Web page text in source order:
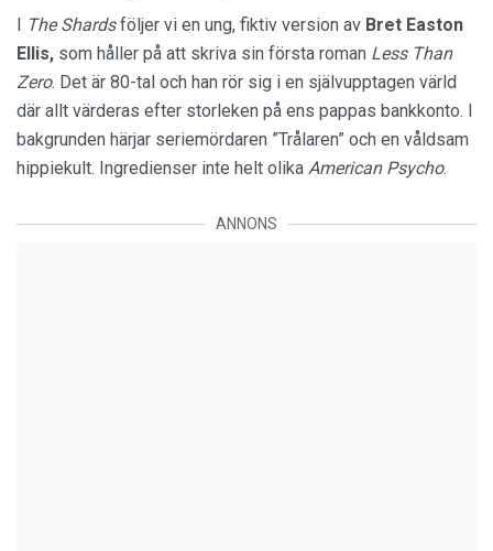
The Shardsföljer vi en ung, fiktiv version av Bret Easton
Ellis, som håller på att skriva sin första roman Less Than
Zero. Det är 80-tal och han rör sig i en självupptagen värld
där allt värderas efter storleken på ens pappas bankkonto. I
bakgrunden härjar seriemördaren ”Trålaren” och en våldsam
hippiekult. Ingredienser inte helt olika American Psycho.
ANNONS